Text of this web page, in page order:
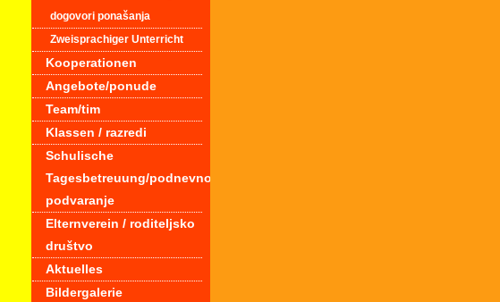
dogovori ponašanja
Zweisprachiger Unterricht
Kooperationen
Angebote/ponude
Team/tim
Klassen / razredi
Schulische
Tagesbetreuung/podnevno
podvaranje
Elternverein / roditeljsko
društvo
Aktuelles
Bildergalerie